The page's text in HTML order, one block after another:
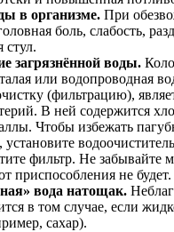
в организме. При
боль, слабость,
стул.
загрязнённой воды.
или водопроводная
(фильтрацию),
В ней содержится
Чтобы избежать
установите
фильтр. Не забывайте
приспособления не будет.
вода натощак.
в том случае, если
сахар).